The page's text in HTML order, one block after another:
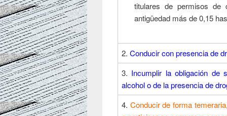
titulares de permisos de
antigüedad más de 0,15
2. Conducir con presencia de
3. Incumplir la obligación de
alcohol o de la presencia de
4. Conducir de forma